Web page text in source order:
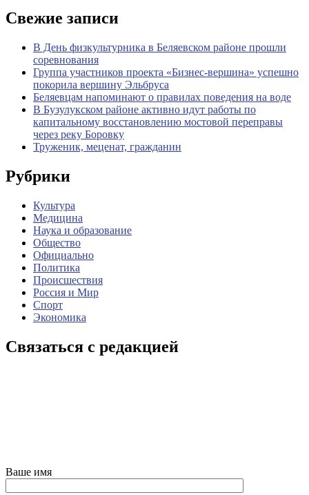
Свежие записи
В День физкультурника в Беляевском районе прошли
соревнования
Группа участников проекта «Бизнес‑вершина» успешно
покорила вершину Эльбруса
Беляевцам напоминают о правилах поведения на воде
В Бузулукском районе активно идут работы по
капитальному восстановлению мостовой переправы
через реку Боровку
Труженик, меценат, гражданин
Рубрики
Культура
Медицина
Наука и образование
Общество
Официально
Политика
Происшествия
Россия и Мир
Спорт
Экономика
Связаться с редакцией
Ваше имя